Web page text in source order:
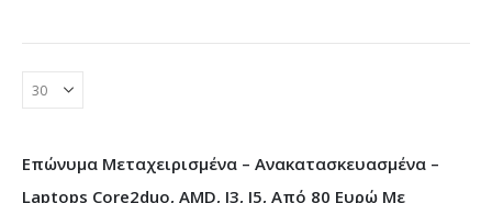
Επώνυμα Μεταχειρισμένα – Ανακατασκευασμένα –
Laptops Core2duo, AMD, I3, I5, Από 80 Ευρώ Με